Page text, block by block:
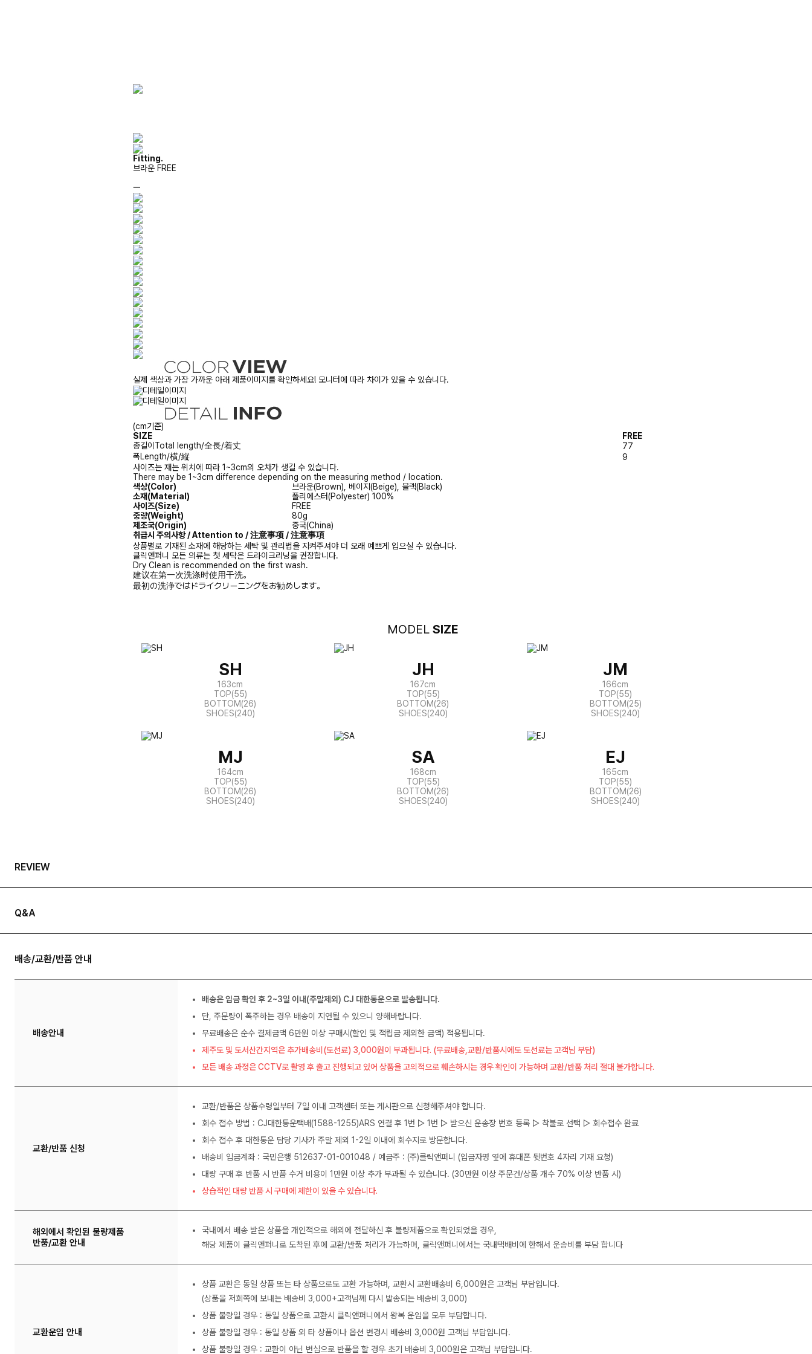
Fitting.
브라운 FREE
ㅡ
실제 색상과 가장 가까운 아래 제품이미지를 확인하세요! 모니터에 따라 차이가 있을 수 있습니다.
(cm기준)
SIZE
FREE
총길이 Total length/全長/着丈
77
폭Length/横/縦
9
사이즈는 재는 위치에 따라 1~3cm의 오차가 생길 수 있습니다.
There may be 1~3cm difference depending on the measuring method / location.
색상(Color)
브라운(Brown), 베이지(Beige), 블랙(Black)
소재(Material)
폴리에스터(Polyester) 100%
사이즈(Size)
FREE
중량(Weight)
80g
제조국(Origin)
중국(China)
취급시 주의사항 / Attention to / 注意事项 / 注意事項
상품별로 기재된 소재에 해당하는 세탁 및 관리법을 지켜주셔야 더 오래 예쁘게 입으실 수 있습니다.
클릭앤퍼니 모든 의류는 첫 세탁은 드라이크리닝을 권장합니다.
Dry Clean is recommended on the first wash.
建议在第一次洗涤时使用干洗。
最初の洗浄ではドライクリーニングをお勧めします。
MODEL SIZE
SH
163cm
TOP(55)
BOTTOM(26)
SHOES(240)
JH
167cm
TOP(55)
BOTTOM(26)
SHOES(240)
JM
166cm
TOP(55)
BOTTOM(25)
SHOES(240)
MJ
164cm
TOP(55)
BOTTOM(26)
SHOES(240)
SA
168cm
TOP(55)
BOTTOM(26)
SHOES(240)
EJ
165cm
TOP(55)
BOTTOM(26)
SHOES(240)
REVIEW
Q&A
배송/교환/반품 안내
배송안내
배송은 입금 확인 후 2~3일 이내(주말제외) CJ 대한통운으로 발송됩니다.
단, 주문량이 폭주하는 경우 배송이 지연될 수 있으니 양해바랍니다.
무료배송은 순수 결제금액 6만원 이상 구매시(할인 및 적립금 제외한 금액) 적용됩니다.
제주도 및 도서산간지역은 추가배송비(도선료) 3,000원이 부과됩니다. (무료배송,교환/반품시에도 도선료는 고객님 부담)
모든 배송 과정은 CCTV로 촬영 후 출고 진행되고 있어 상품을 고의적으로 훼손하시는 경우 확인이 가능하며 교환/반품 처리 절대 불가합니다.
교환/반품 신청
교환/반품은 상품수령일부터 7일 이내 고객센터 또는 게시판으로 신청해주셔야 합니다.
회수 접수 방법 : CJ대한통운택배(1588-1255)ARS 연결 후 1번 ▷ 1번 ▷ 받으신 운송장 번호 등록 ▷ 착불로 선택 ▷ 회수접수 완료
회수 접수 후 대한통운 담당 기사가 주말 제외 1-2일 이내에 회수지로 방문합니다.
배송비 입금계좌 : 국민은행 512637-01-001048 / 예금주 : (주)클릭앤퍼니 (입금자명 옆에 휴대폰 뒷번호 4자리 기재 요청)
대량 구매 후 반품 시 반품 수거 비용이 1만원 이상 추가 부과될 수 있습니다. (30만원 이상 주문건/상품 개수 70% 이상 반품 시)
상습적인 대량 반품 시 구매에 제한이 있을 수 있습니다.
해외에서 확인된 불량제품
반품/교환 안내
국내에서 배송 받은 상품을 개인적으로 해외에 전달하신 후 불량제품으로 확인되었을 경우,
해당 제품이 클릭앤퍼니로 도착된 후에 교환/반품 처리가 가능하며, 클릭앤퍼니에서는 국내택배비에 한해서 운송비를 부담 합니다
교환운임 안내
상품 교환은 동일 상품 또는 타 상품으로도 교환 가능하며, 교환시 교환배송비 6,000원은 고객님 부담입니다.
(상품을 저희쪽에 보내는 배송비 3,000+고객님께 다시 발송되는 배송비 3,000)
상품 불량일 경우 : 동일 상품으로 교환시 클릭앤퍼니에서 왕복 운임을 모두 부담합니다.
상품 불량일 경우 : 동일 상품 외 타 상품이나 옵션 변경시 배송비 3,000원 고객님 부담입니다.
상품 불량일 경우 : 교환이 아닌 변심으로 반품을 할 경우 초기 배송비 3,000원은 고객님 부담입니다.